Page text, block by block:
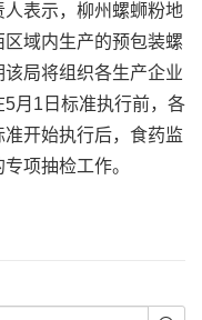
表示，柳州螺蛳粉地
域内生产的预包装螺
局将组织各生产企业
月1日标准执行前，各
开始执行后，食药监
项抽检工作。